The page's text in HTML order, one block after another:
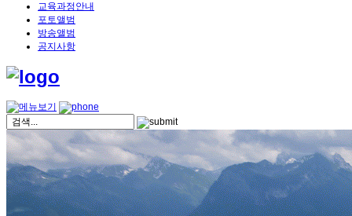
교육과정안내
포토앨범
방송앨범
공지사항